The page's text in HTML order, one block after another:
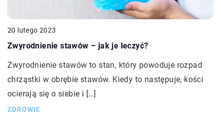
20 lutego 2023
Zwyrodnienie stawów – jak je leczyć?
Zwyrodnienie stawów to stan, który powoduje rozpad
chrząstki w obrębie stawów. Kiedy to następuje, kości
ocierają się o siebie i […]
ZDROWIE